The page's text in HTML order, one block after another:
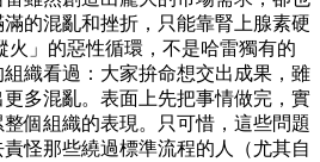
的混亂和挫折，只能靠腎上腺素硬
火」的惡性循環，不是哈雷獨有的
織看過：大家拚命想交出成果，雖
多混亂。表面上先把事情做完，實
個組織的表現。只可惜，這些問題
怪那些繞過標準流程的人（尤其自